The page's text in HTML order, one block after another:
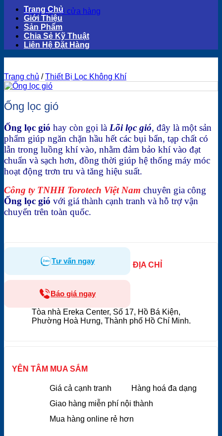
Quay trở lại cửa hàng
Trang Chủ
Giới Thiệu
Sản Phẩm
Chia Sẻ Kỹ Thuật
Liên Hệ Đặt Hàng
Trang chủ / Thiết Bị Lọc Không Khí
Ống lọc gió
Ống lọc gió hay còn gọi là Lõi lọc gió, đây là một sản
phẩm giúp ngăn chặn hầu hết các bụi bẩn, tạp chất có
lẫn trong luồng khí vào, nhằm đảm bảo khí vào đạt
chuẩn và sạch hơn, đồng thời giúp hệ thống máy móc
hoạt động trơn tru và tăng hiệu suất.
Công ty TNHH Torotech Việt Nam chuyên gia công
Ống lọc gió với giá thành cạnh tranh và hỗ trợ vận
chuyển trên toàn quốc.
Tư vấn ngay
Báo giá ngay
ĐỊA CHỈ
Tòa nhà Ereka Center, Số 17, Hồ Bá Kiện,
Phường Hoà Hưng, Thành phố Hồ Chí Minh.
YÊN TÂM MUA SẮM
Giá cả cạnh tranh
Hàng hoá đa dạng
Giao hàng miễn phí nội thành
Mua hàng online rẻ hơn